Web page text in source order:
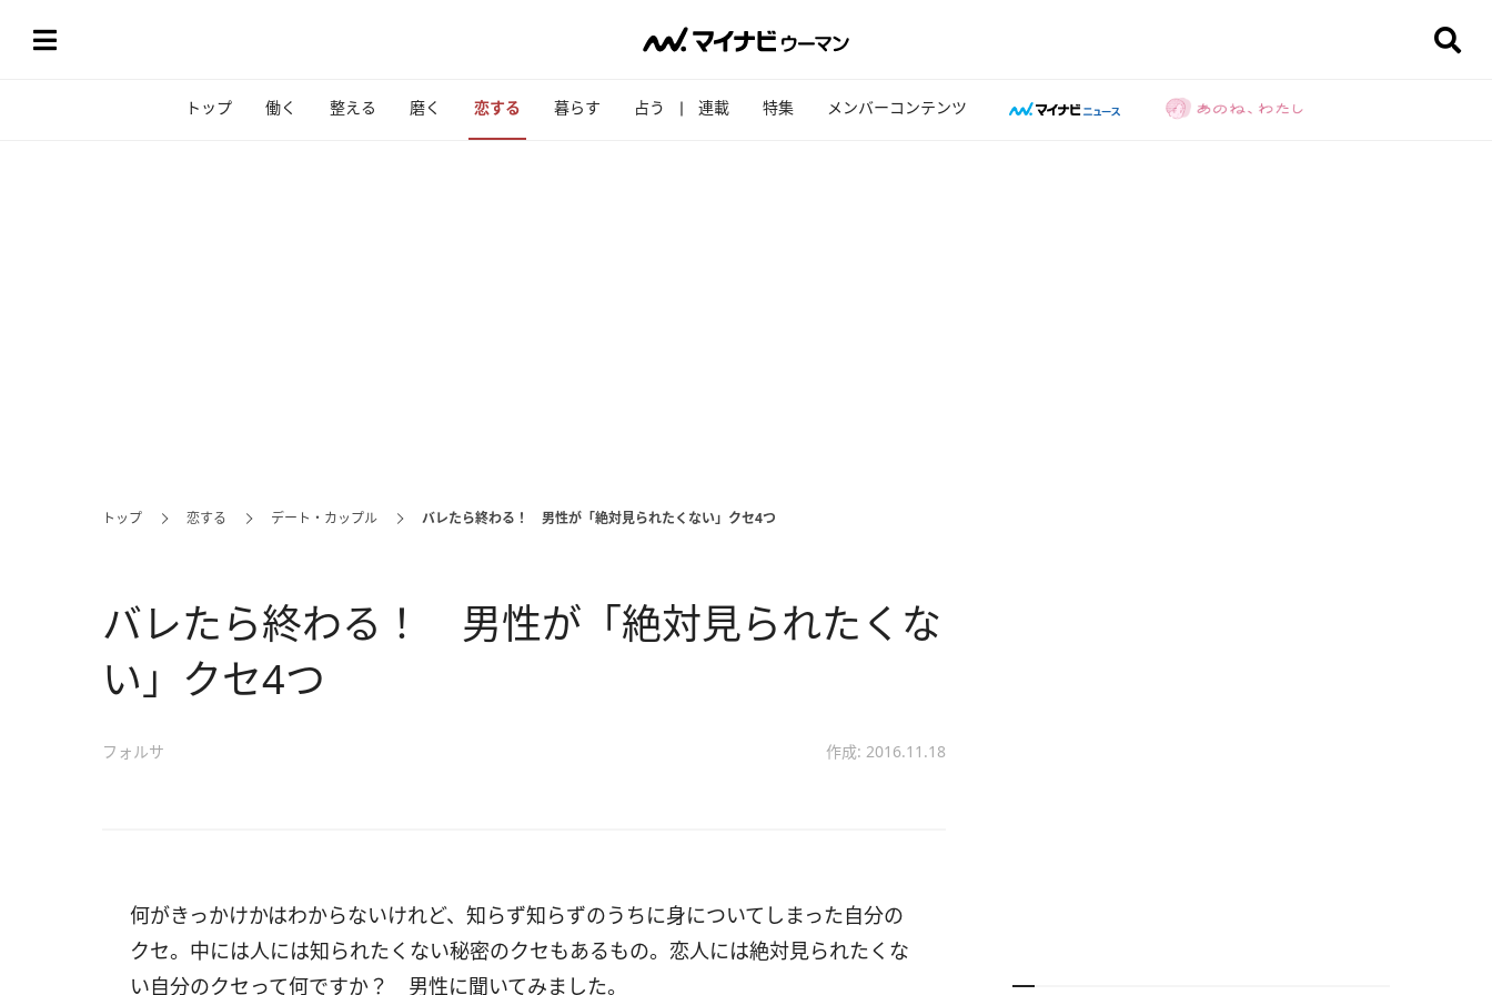
トップ 働く 整える 磨く 恋する 暮らす 占う 連載 特集 メンバーコンテンツ
トップ 恋する デート・カップル バレたら終わる！ 男性が「絶対見られたくない」クセ4つ
バレたら終わる！ 男性が「絶対見られたくな
い」クセ4つ
フォルサ 作成: 2016.11.18
何がきっかけかはわからないけれど、知らず知らずのうちに身についてしまった自分の
クセ。中には人には知られたくない秘密のクセもあるもの。恋人には絶対見られたくな
い自分のクセって何ですか？ 男性に聞いてみました。